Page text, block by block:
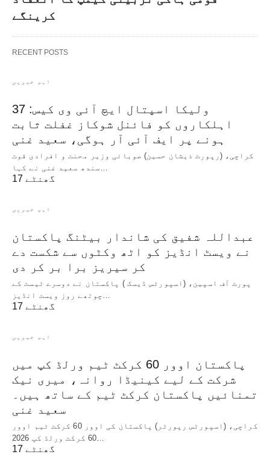
کرینگے
RECENT POSTS
اہم خبریں
ولیکا اسپتال ایچ آئی وی کیس: 37
اہلکاروں کو فائنل شوکاز غفلت ثابت
ہونے پر ایف آئی آر ہوگی، سعید غنی
کراچی، (رپورٹ ذیشان حسین) صوبائی وزیر محنت و افرادی قوت
17 گھنٹے
اہم خبریں
عبداللہ شفیق کی شاندار بیٹنگ پاکستان
نے ویسٹ انڈیز کو اٹھ وکٹوں سے شکست دے
کر سیریز برا بر کر دی
پورٹ آف اسپین، (اسپورٹس ڈیسک ) پاکستان نے دوسرے ٹیسٹ کے
17 گھنٹے
اہم خبریں
پاکستان اوور 60 کرکٹ ٹیم ورلڈ کپ میں
شرکت کے لیے کینیڈا روانہ، میری نیک
تمنائیں پاکستان کرکٹ ٹیم کے ساتھ ہیں۔
سعید غنی
کراچی، (اسپورٹس رپورٹر) پاکستان کی اوور 60 کرکٹ ٹیم اوور
17 گھنٹے